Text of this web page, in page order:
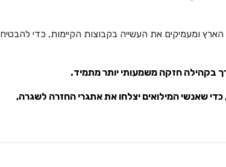
חדשות ב-25 מוקדים בכל רחבי הארץ ומעמיקים את העשייה בקבוצות הקיימות, כדי להבטיח
בקהילה חזקה משמעותי יותר מתמיד.
שאנשי המילואים יצלחו את אתגרי החזרה לשגרה,